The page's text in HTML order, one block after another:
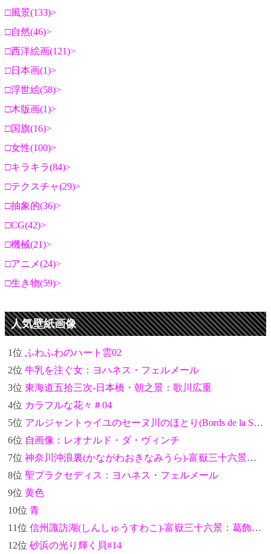
風景(133)
自然(46)
西洋絵画(121)
日本画(1)
浮世絵(58)
木版画(1)
国旗(16)
女性(100)
キラキラ(84)
テクスチャ(29)
抽象的(36)
CG(42)
機械(21)
アニメ(24)
生き物(59)
人気壁紙画像
1位 ふわふわのハート雲02
2位 牛乳を注ぐ女：ヨハネス・フェルメール
3位 東海道五拾三次-日本橋・朝之景：歌川広重
4位 カラフルな花々＃04
5位 アルジャントゥイユのセーヌ川のほとり(Bords de la Seine à Argenteuil)：クロード・モネ
6位 自画像：レオナルド・ダ・ヴィンチ
7位 神奈川沖浪裏(かながわおきなみうら)-富嶽三十六景：葛飾北斎
8位 聖プラクセディス：ヨハネス・フェルメール
9位 黄色
10位 青
11位 信州諏訪湖(しんしゅうすわこ)-富嶽三十六景：葛飾北斎
12位 砂浜の光り輝く貝#14